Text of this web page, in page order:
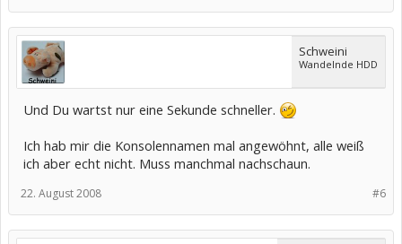
Schweini
Wandelnde HDD
Und Du wartst nur eine Sekunde schneller.
Ich hab mir die Konsolennamen mal angewöhnt, alle weiß
ich aber echt nicht. Muss manchmal nachschaun.
#6
22. August 2008